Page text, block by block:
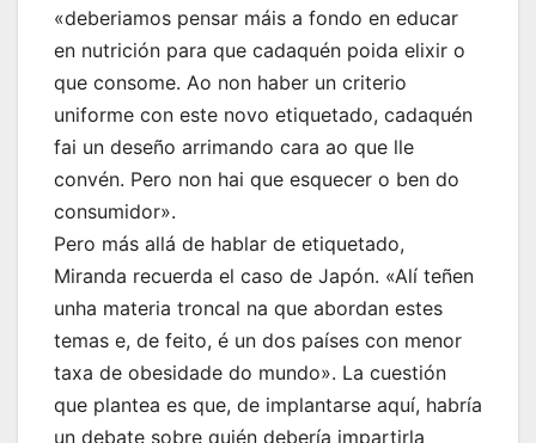
«deberiamos pensar máis a fondo en educar
en nutrición para que cadaquén poida elixir o
que consome. Ao non haber un criterio
uniforme con este novo etiquetado, cadaquén
fai un deseño arrimando cara ao que lle
convén. Pero non hai que esquecer o ben do
consumidor».
Pero más allá de hablar de etiquetado,
Miranda recuerda el caso de Japón. «Alí teñen
unha materia troncal na que abordan estes
temas e, de feito, é un dos países con menor
taxa de obesidade do mundo». La cuestión
que plantea es que, de implantarse aquí, habría
un debate sobre quién debería impartirla